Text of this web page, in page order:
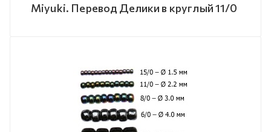
Miyuki. Перевод Делики в круглый 11/0